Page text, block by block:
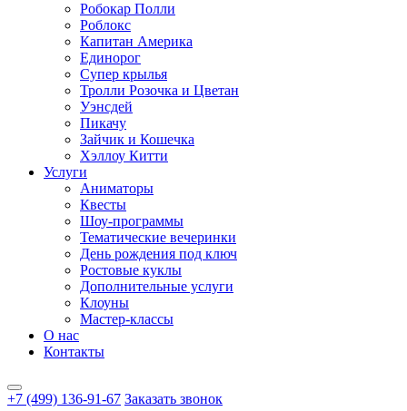
Робокар Полли
Роблокс
Капитан Америка
Единорог
Супер крылья
Тролли Розочка и Цветан
Уэнсдей
Пикачу
Зайчик и Кошечка
Хэллоу Китти
Услуги
Аниматоры
Квесты
Шоу-программы
Тематические вечеринки
День рождения под ключ
Ростовые куклы
Дополнительные услуги
Клоуны
Мастер-классы
О нас
Контакты
+7 (499) 136-91-67 Заказать звонок